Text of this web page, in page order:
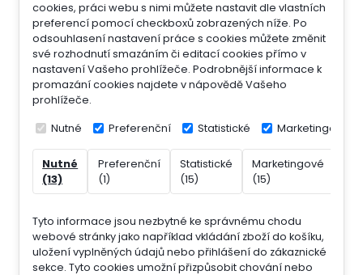
cookies, práci webu s nimi můžete nastavit dle vlastních
preferencí pomocí checkboxů zobrazených níže. Po
odsouhlasení nastavení práce s cookies můžete změnit
své rozhodnutí smazáním či editací cookies přímo v
nastavení Vašeho prohlížeče. Podrobnější informace k
promazání cookies najdete v nápovědě Vašeho
prohlížeče.
Nutné Preferenční Statistické Marketingové
Nutné
(13)
Preferenční
(1)
Statistické
(15)
Marketingové
(15)
Tyto informace jsou nezbytné ke správnému chodu
webové stránky jako například vkládání zboží do košíku,
uložení vyplněných údajů nebo přihlášení do zákaznické
sekce. Tyto cookies umožní přizpůsobit chování nebo